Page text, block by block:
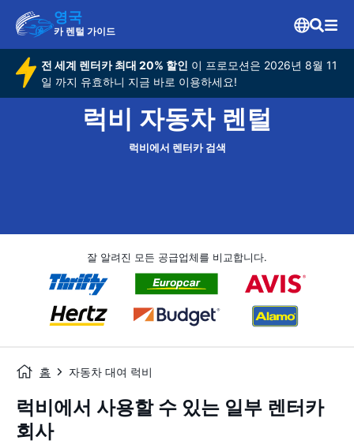
영국
카 렌털 가이드
전 세계 렌터카 최대 20% 할인 이 프로모션은 2026년 8월 11
일 까지 유효하니 지금 바로 이용하세요!
럭비 자동차 렌털
럭비에서 렌터카 검색
잘 알려진 모든 공급업체를 비교합니다.
홈 자동차 대여 럭비
럭비에서 사용할 수 있는 일부 렌터카
회사